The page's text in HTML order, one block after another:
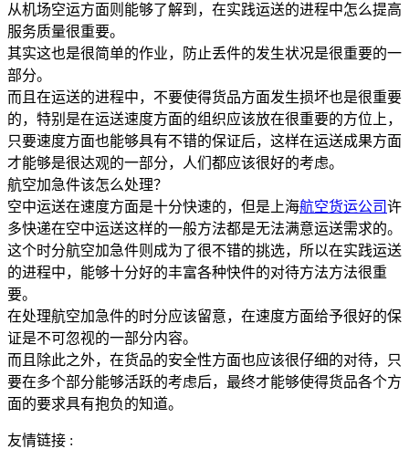
从机场空运方面则能够了解到，在实践运送的进程中怎么提高
服务质量很重要。
其实这也是很简单的作业，防止丢件的发生状况是很重要的一
部分。
而且在运送的进程中，不要使得货品方面发生损坏也是很重要
的，特别是在运送速度方面的组织应该放在很重要的方位上，
只要速度方面也能够具有不错的保证后，这样在运送成果方面
才能够是很达观的一部分，人们都应该很好的考虑。
航空加急件该怎么处理？
空中运送在速度方面是十分快速的，但是上海航空货运公司许
多快递在空中运送这样的一般方法都是无法满意运送需求的。
这个时分航空加急件则成为了很不错的挑选，所以在实践运送
的进程中，能够十分好的丰富各种快件的对待方法方法很重
要。
在处理航空加急件的时分应该留意，在速度方面给予很好的保
证是不可忽视的一部分内容。
而且除此之外，在货品的安全性方面也应该很仔细的对待，只
要在多个部分能够活跃的考虑后，最终才能够使得货品各个方
面的要求具有抱负的知道。
友情链接 :